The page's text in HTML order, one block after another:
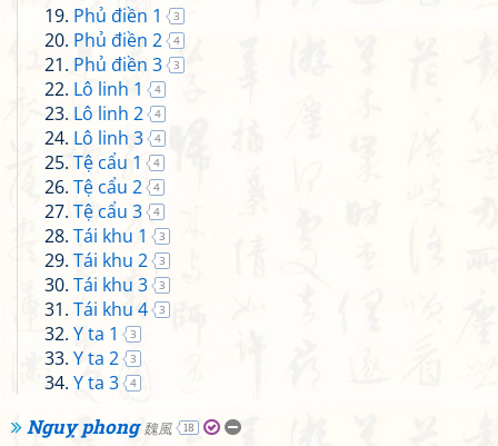
Phủ điền 1 3
Phủ điền 2 4
Phủ điền 3 3
Lô linh 1 4
Lô linh 2 4
Lô linh 3 4
Tệ cẩu 1 4
Tệ cẩu 2 4
Tệ cẩu 3 4
Tái khu 1 3
Tái khu 2 3
Tái khu 3 3
Tái khu 4 3
Y ta 1 3
Y ta 2 3
Y ta 3 4
Nguỵ phong魏風 18